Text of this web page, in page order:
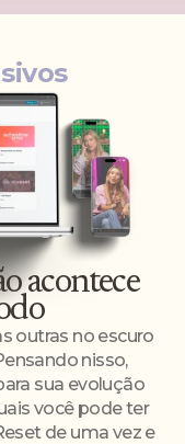
acontece
outras no escuro
nisso,
sua evolução
você pode ter
de uma vez e